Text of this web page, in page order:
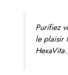
Purifiez
le plaisir
HexaVita.